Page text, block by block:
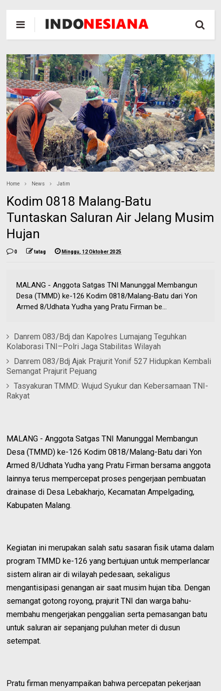
Home News Jatim
Kodim 0818 Malang-Batu
Tuntaskan Saluran Air Jelang Musim
Hujan
0 tatag Minggu, 12 Oktober 2025
MALANG - Anggota Satgas TNI Manunggal Membangun
Desa (TMMD) ke-126 Kodim 0818/Malang-Batu dari Yon
Armed 8/Udhata Yudha yang Pratu Firman be...
Danrem 083/Bdj dan Kapolres Lumajang Teguhkan
Kolaborasi TNI–Polri Jaga Stabilitas Wilayah
Danrem 083/Bdj Ajak Prajurit Yonif 527 Hidupkan Kembali
Semangat Prajurit Pejuang
Tasyakuran TMMD: Wujud Syukur dan Kebersamaan TNI-
Rakyat
MALANG - Anggota Satgas TNI Manunggal Membangun
Desa (TMMD) ke-126 Kodim 0818/Malang-Batu dari Yon
Armed 8/Udhata Yudha yang Pratu Firman bersama anggota
lainnya terus mempercepat proses pengerjaan pembuatan
drainase di Desa Lebakharjo, Kecamatan Ampelgading,
Kabupaten Malang.
Kegiatan ini merupakan salah satu sasaran fisik utama dalam
program TMMD ke-126 yang bertujuan untuk memperlancar
sistem aliran air di wilayah pedesaan, sekaligus
mengantisipasi genangan air saat musim hujan tiba. Dengan
semangat gotong royong, prajurit TNI dan warga bahu-
membahu mengerjakan penggalian serta pemasangan batu
untuk saluran air sepanjang puluhan meter di dusun
setempat.
Pratu firman menyampaikan bahwa percepatan pekerjaan